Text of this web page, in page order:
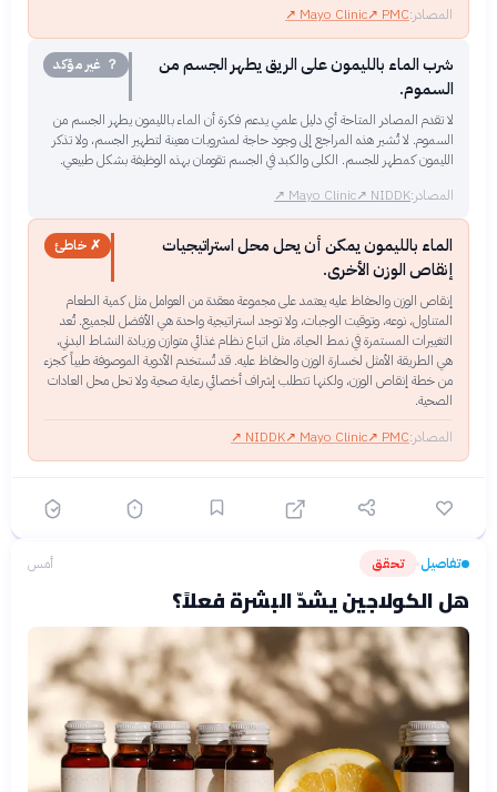
المصادر:PMC
↗
Mayo Clinic
↗
شرب الماء بالليمون على الريق يطهر الجسم من
السموم.
？ غير مؤكد
لا تقدم المصادر المتاحة أي دليل علمي يدعم فكرة أن الماء بالليمون يطهر الجسم من
السموم. لا تُشير هذه المراجع إلى وجود حاجة لمشروبات معينة لتطهير الجسم، ولا تذكر
الليمون كمطهر للجسم. الكلى والكبد في الجسم تقومان بهذه الوظيفة بشكل طبيعي.
المصادر:NIDDK
↗
Mayo Clinic
↗
الماء بالليمون يمكن أن يحل محل استراتيجيات
إنقاص الوزن الأخرى.
✗ خاطئ
إنقاص الوزن والحفاظ عليه يعتمد على مجموعة معقدة من العوامل مثل كمية الطعام
المتناول، نوعه، وتوقيت الوجبات، ولا توجد استراتيجية واحدة هي الأفضل للجميع. تُعد
التغييرات المستمرة في نمط الحياة، مثل اتباع نظام غذائي متوازن وزيادة النشاط البدني،
هي الطريقة الأمثل لخسارة الوزن والحفاظ عليه. قد تُستخدم الأدوية الموصوفة طبياً كجزء
من خطة إنقاص الوزن، ولكنها تتطلب إشراف أخصائي رعاية صحية ولا تحل محل العادات
الصحية.
المصادر:PMC
↗
Mayo Clinic
↗
NIDDK
↗
تفاصيل› تحقق أمس
هل الكولاجين يشدّ البشرة فعلاً؟